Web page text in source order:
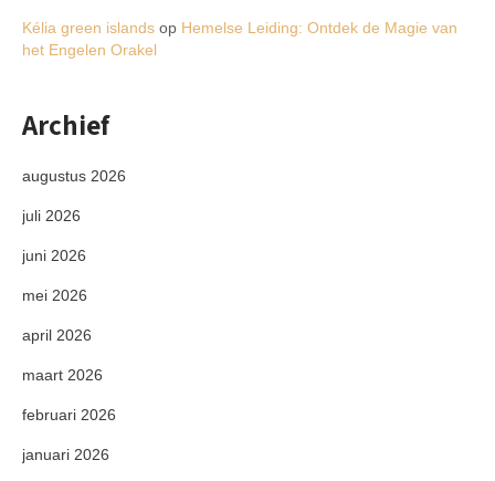
Kélia green islands op Hemelse Leiding: Ontdek de Magie van
het Engelen Orakel
Archief
augustus 2026
juli 2026
juni 2026
mei 2026
april 2026
maart 2026
februari 2026
januari 2026